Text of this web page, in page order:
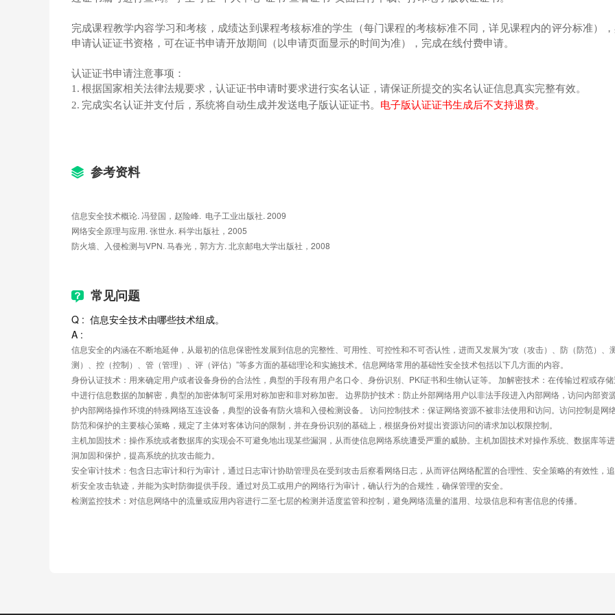
4.1 计算机病毒概述
4.2 计算机病毒发展史
4.3 计算机病毒检测与清除
4.4 计算机病毒防范
课时目标：
5.1 DOS病毒解析（1）
5.2 DOS病毒解析（2）
5.4 DOS病毒解析（4）
5.5 windows病毒介绍（1）
5.6 windows病毒介绍（2）
5.7 windows病毒介绍（3）
5.8 windows病毒介绍（4）
计算机病毒（三）
课时目标：
典型计算机病毒：蠕虫和木马介绍
完成课程教学内容学习和考核，成绩达到课程考核标准的学生（每门课程的考核标准不同，详见课程内的评分标准）
申请认证证书资格，可在证书申请开放期间（以申请页面显示的时间为准），完成在线付费申请。
认证证书申请注意事项：
1. 根据国家相关法律法规要求，认证证书申请时要求进行实名认证，请保证所提交的实名认证信息真实完整有效。
2. 完成实名认证并支付后，系统将自动生成并发送电子版认证证书。 电子版认证证书生成后不支持退费。
参考资料
信息安全技术概论. 冯登国，赵险峰.  电子工业出版社. 2009
网络安全原理与应用. 张世永. 科学出版社，2005
防火墙、入侵检测与VPN. 马春光，郭方方. 北京邮电大学出版社，2008
常见问题
Q :  信息安全技术由哪些技术组成。
A :
信息安全的内涵在不断地延伸，从最初的信息保密性发展到信息的完整性、可用性、可控性和不可否认性，进而又发展为“攻（攻击）、防（防范）、
测）、控（控制）、管（管理）、评（评估）”等多方面的基础理论和实施技术。信息网络常用的基础性安全技术包括以下几方面的内容。
身份认证技术：用来确定用户或者设备身份的合法性，典型的手段有用户名口令、身份识别、PKI证书和生物认证等。 加解密技术：在传输过程或存
中进行信息数据的加解密，典型的加密体制可采用对称加密和非对称加密。 边界防护技术：防止外部网络用户以非法手段进入内部网络，访问内部资
护内部网络操作环境的特殊网络互连设备，典型的设备有防火墙和入侵检测设备。 访问控制技术：保证网络资源不被非法使用和访问。访问控制是网
防范和保护的主要核心策略，规定了主体对客体访问的限制，并在身份识别的基础上，根据身份对提出资源访问的请求加以权限控制。
主机加固技术：操作系统或者数据库的实现会不可避免地出现某些漏洞，从而使信息网络系统遭受严重的威胁。主机加固技术对操作系统、数据库等
洞加固和保护，提高系统的抗攻击能力。
安全审计技术：包含日志审计和行为审计，通过日志审计协助管理员在受到攻击后察看网络日志，从而评估网络配置的合理性、安全策略的有效性，
析安全攻击轨迹，并能为实时防御提供手段。通过对员工或用户的网络行为审计，确认行为的合规性，确保管理的安全。
检测监控技术：对信息网络中的流量或应用内容进行二至七层的检测并适度监管和控制，避免网络流量的滥用、垃圾信息和有害信息的传播。